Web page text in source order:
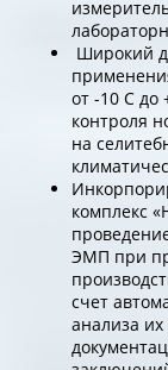
Широкий
от -10 С до
контроля
на
комплекс
ЭМП при
счет
анализа